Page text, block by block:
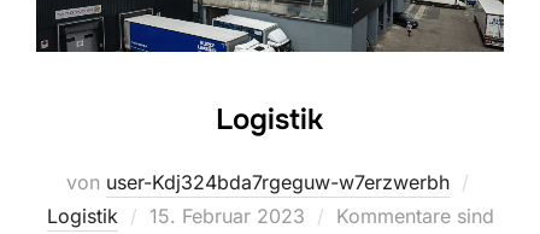
Logistik
von user-Kdj324bda7rgeguw-w7erzwerbh
Logistik
Veröffentlicht
15. Februar 2023
Kommentare sind